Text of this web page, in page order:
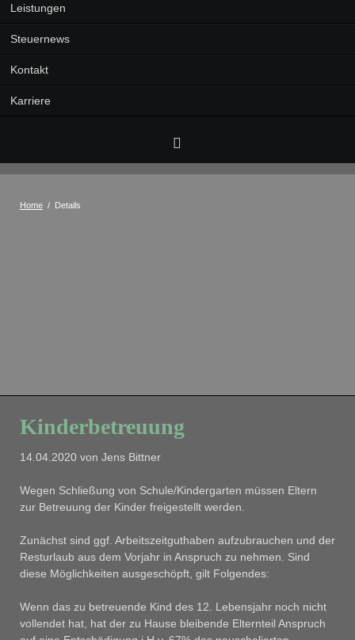
Leistungen
Steuernews
Kontakt
Karriere
Home Details
Kinderbetreuung
14.04.2020von Jens Bittner
Wegen Schließung von Schule/Kindergarten müssen Eltern
zur Betreuung der Kinder freigestellt werden.
Zunächst sind ggf. Arbeitszeitguthaben aufzubrauchen und der
Resturlaub aus dem Vorjahr in Anspruch zu nehmen. Sind
diese Möglichkeiten ausgeschöpft, gilt Folgendes:
Wenn das zu betreuende Kind des 12. Lebensjahr noch nicht
vollendet hat, hat der zu Hause bleibende Elternteil Anspruch